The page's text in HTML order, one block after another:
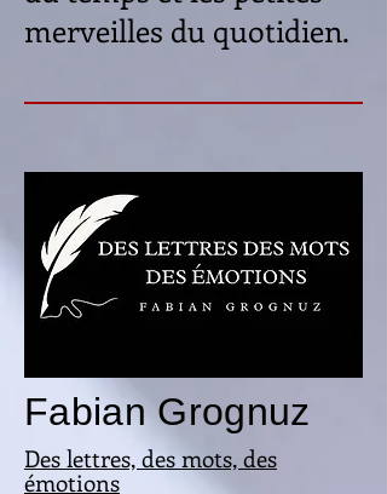
merveilles du quotidien.
Fabian Grognuz
Des lettres, des mots, des
émotions